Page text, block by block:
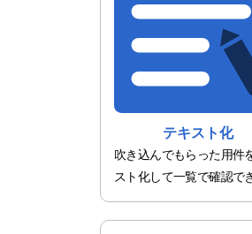
テキスト化
吹き込んでもらった用件
スト化して一覧で確認で